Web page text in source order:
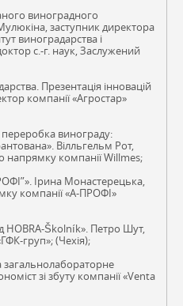
виноградного
заступник директора
виноградарства і
с.-г. наук, Заслужений
Презентація інновацій
компанії «Агростар»
переробка винограду:
Вілльгельм Рот,
напрямку компанії Willmes;
Ірина Монастерецька,
компанії «А-ПРОФІ»
HOBRA-Školník». Петро Шут,
груп»; (Чехія);
загальнолабораторне
зі збуту компанії «Venta